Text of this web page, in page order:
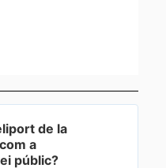
de la
a
públic?